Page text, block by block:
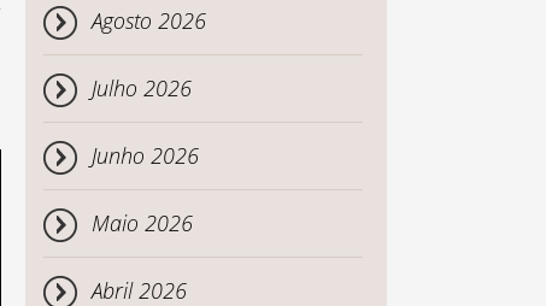
Agosto 2026
Julho 2026
Junho 2026
Maio 2026
Abril 2026